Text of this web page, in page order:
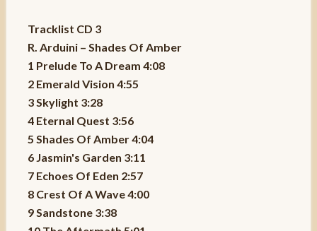
Tracklist CD 3
R. Arduini – Shades Of Amber
1 Prelude To A Dream 4:08
2 Emerald Vision 4:55
3 Skylight 3:28
4 Eternal Quest 3:56
5 Shades Of Amber 4:04
6 Jasmin's Garden 3:11
7 Echoes Of Eden 2:57
8 Crest Of A Wave 4:00
9 Sandstone 3:38